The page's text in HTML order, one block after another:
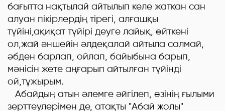
бағытта нақтылай айтылып келе жаткан сан
алуан пікірлердің тірегі, алғашқы
түйіні,ақиқат түйірі деуге лайық, өйткені
ол,жай әншейін әлдеқалай айтыла салмай,
әбден барлап, ойлап, байыбына барып,
мәнісін жете аңғарып айтылған түйінді
ой,тұжырым.
Абайдың атын әлемге әйгілеп, өзінің ғылыми
зерттеулерімен де, атақты "Абай жолы"